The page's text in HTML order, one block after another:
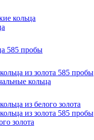
кольца
585 пробы
из золота 585 пробы
кольца
из белого золота
из золота 585 пробы
золота